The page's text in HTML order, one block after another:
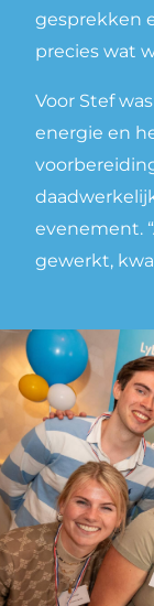
gesprekken
precies wat
Voor Stef
energie en
evenement.
gewerkt,